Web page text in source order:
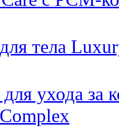
тела
ухода за